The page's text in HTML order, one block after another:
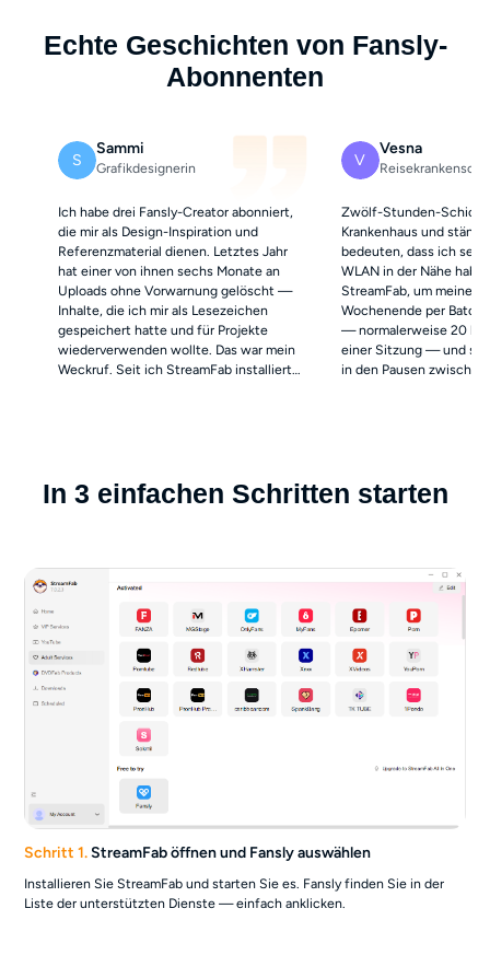
Echte Geschichten von Fansly-
Abonnenten
S
Sammi
Grafikdesignerin
Ich habe drei Fansly-Creator abonniert,
die mir als Design-Inspiration und
Referenzmaterial dienen. Letztes Jahr
hat einer von ihnen sechs Monate an
Uploads ohne Vorwarnung gelöscht —
Inhalte, die ich mir als Lesezeichen
gespeichert hatte und für Projekte
wiederverwenden wollte. Das war mein
Weckruf. Seit ich StreamFab installiert
perfektes 1080p, die Dateien spielen
sofort auf meinem iPad ab. Ehrlich
mehr, Inhalte zu verlieren.
V
Vesna
Zwölf-Stunden-
Krankenhaus und
bedeuten, dass ich
WLAN in der Nähe
StreamFab, um meine
Wochenende per Batch
— normalerweise 20 bis
einer Sitzung — und
in den Pausen
etwas bezahlt habe.
— kein einziger
In 3 einfachen Schritten starten
Schritt 1.StreamFab öffnen und Fansly auswählen
Installieren Sie StreamFab und starten Sie es. Fansly finden Sie in der
Liste der unterstützten Dienste — einfach anklicken.